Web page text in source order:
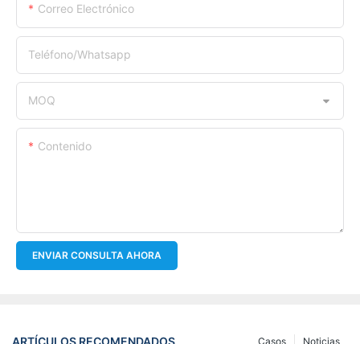
Correo Electrónico
Teléfono/whatsapp
MOQ
Contenido
ENVIAR CONSULTA AHORA
Noticias
Casos